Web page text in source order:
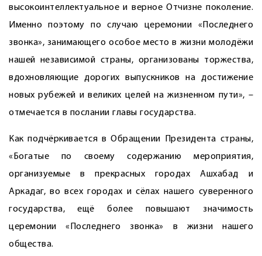
высокоинтеллектуальное и верное Отчизне поколение.
Именно поэтому по случаю церемонии «Последнего
звонка», занимающего особое место в жизни молодёжи
нашей неза­висимой страны, организованы торжества,
вдохновляющие дорогих выпускников на достижение
новых рубежей и великих целей на жизненном пути», –
отмечается в послании главы государства.
Как подчёркивается в Обращении Президента страны,
«Богатые по своему содержанию мероприятия,
организуемые в прекрасных городах Ашхабад и
Аркадаг, во всех городах и сёлах нашего суверенного
государства, ещё более повышают значимость
церемонии «Последнего звонка» в жизни нашего
общества.